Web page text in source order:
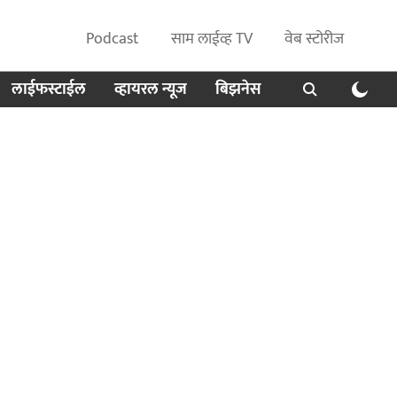
Podcast साम लाईव्ह TV
वेब स्टोरीज
लाईफस्टाईल
व्हायरल न्यूज बिझनेस